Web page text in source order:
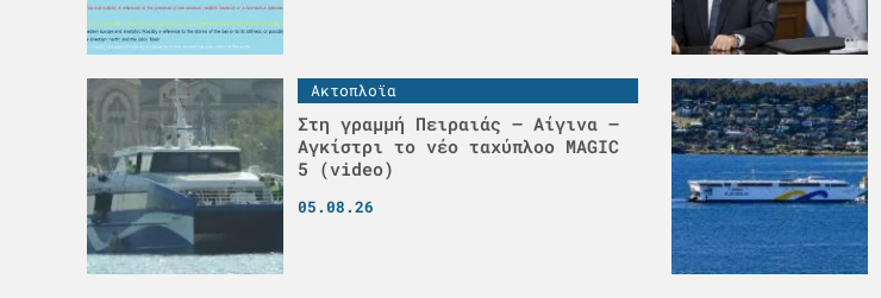
Ακτοπλοϊα
Στη γραμμή Πειραιάς – Αίγινα –
Αγκίστρι το νέο ταχύπλοο MAGIC
5 (video)
05.08.26